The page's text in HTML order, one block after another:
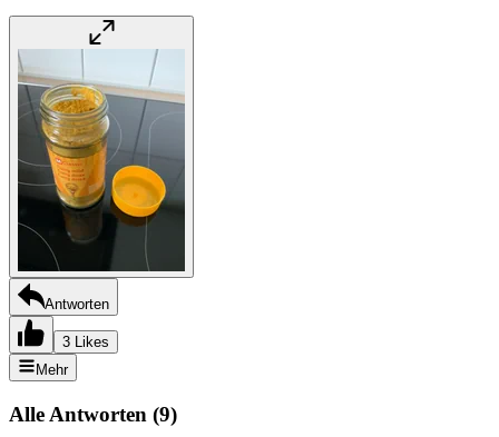
Antworten
3 Likes
Mehr
Alle Antworten (9)